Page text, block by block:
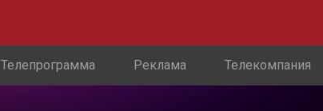
Телепрограмма Реклама Телекомпания